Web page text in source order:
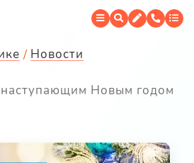
Новости
Новым годом